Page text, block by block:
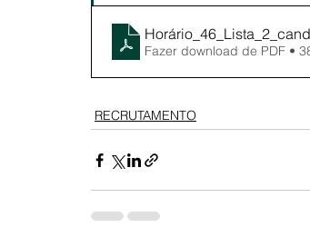
Fazer download de PDF •
RECRUTAMENTO